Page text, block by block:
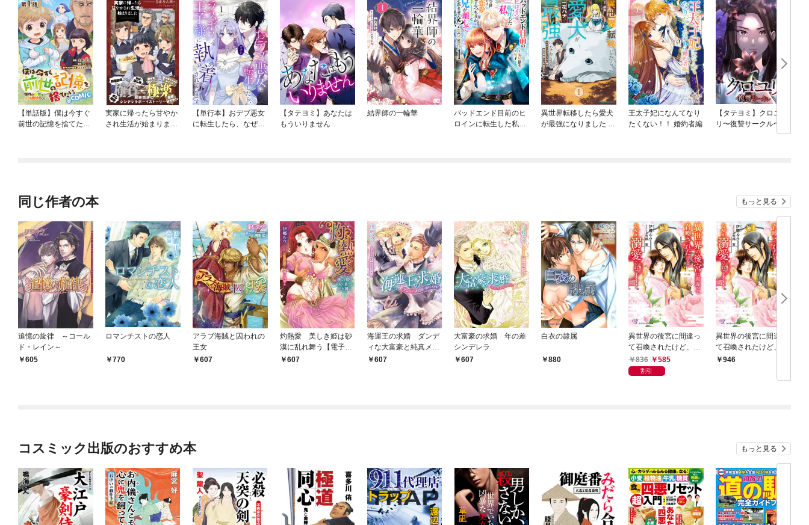
【単話版】僕は今すぐ
前世の記憶を捨てた
実家に帰ったら甘やか
され生活が始まりまし
【単行本】おデブ悪女
に転生したら、なぜか
【タテヨミ】あなたは
もういりません
結界師の一輪華
バッドエンド目前のヒ
ロインに転生した私、
異世界転移したら愛犬
が最強になりました ～
王太子妃になんてなり
たくない！！ 婚約者編
【タテヨミ】クロユ
リ〜復讐サークル〜
同じ作者の本 もっと見る
追憶の旋律 ～コール
ド・レイン～
605
ロマンチストの恋人
770
アラブ海賊と囚われの
王女
607
灼熱愛 美しき姫は砂
漠に乱れ舞う【電子書
籍限定版】
607
海運王の求婚 ダンデ
ィな大富豪と純真メイ
ド607
大富豪の求婚 年の差
シンデレラ
607
白衣の隷属
880
異世界の後宮に間違っ
て召喚されたけど、な
ぜか溺愛されてます！
【SS付】【イラスト
836 585
割引
異世界の後宮に間違っ
て召喚されたけど、な
ぜか溺愛されてます！
付】【電子限定著者直
946
コスミック出版のおすすめ本 もっと見る